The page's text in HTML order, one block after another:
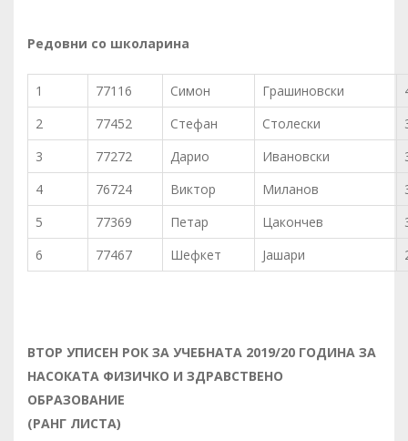
Редовни со школарина
1 77116 Симон Грашиновски
2
77452 Стефан Столески
3
77272 Дарио Ивановски
4
76724 Виктор Миланов
5
77369 Петар Цакончев
6
77467 Шефкет Јашари
ВТОР УПИСЕН РОК ЗА УЧЕБНАТА 2019/20 ГОДИНА ЗА
НАСОКАТА ФИЗИЧКО И ЗДРАВСТВЕНО
ОБРАЗОВАНИЕ
(РАНГ ЛИСТА)